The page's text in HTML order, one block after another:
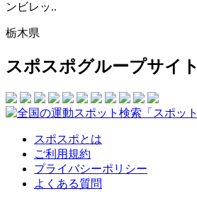
ンビレッ..
栃木県
スポスポグループサイト
スポスポとは
ご利用規約
プライバシーポリシー
よくある質問